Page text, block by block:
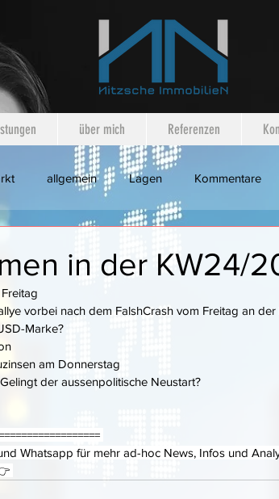
über mich Referenzen
allgemein Lagen Kommentare
in der KW24/
vorbei nach dem FalshCrash vom Freitag an
Marke?
am Donnerstag
der aussenpolitische Neustart?
Whatsapp für mehr ad-hoc News, Infos und